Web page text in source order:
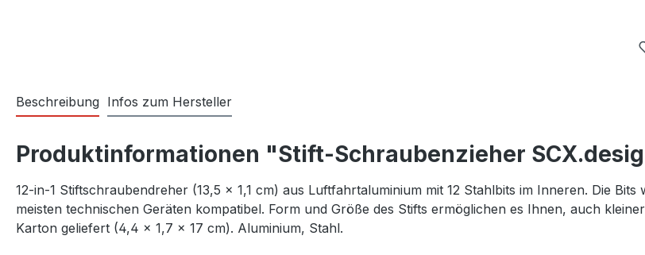
Beschreibung Infos zum Hersteller
Produktinformationen "Stift-Schraubenzieher
12-in-1 Stiftschraubendreher (13,5 × 1,1 cm) aus Luftfahrtaluminium mit 12 Stahlbits im Inneren. Die
meisten technischen Geräten kompatibel. Form und Größe des Stifts ermöglichen es Ihnen, auch
Karton geliefert (4,4 × 1,7 × 17 cm). Aluminium, Stahl.